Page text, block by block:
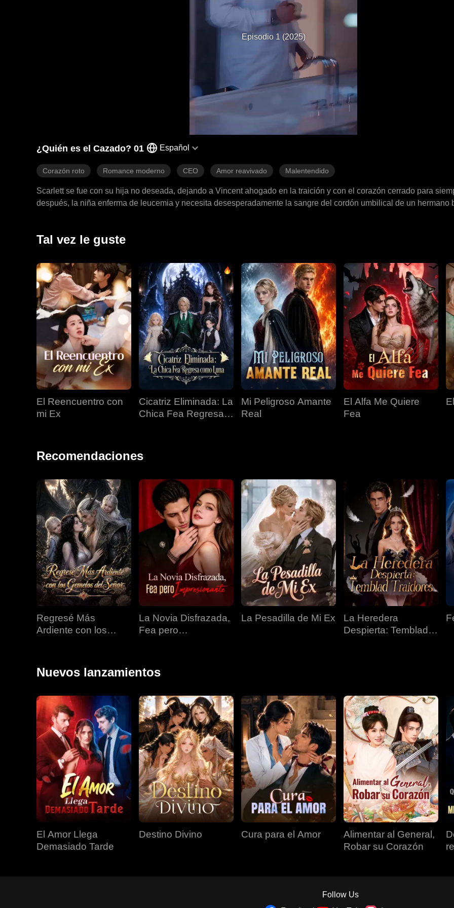
Episodio 1 (2025)
¿Quién es el Cazado? 01 Español
Corazón roto Romance moderno CEO Amor reavivado Malentendido
Scarlett se fue con su hija no deseada, dejando a Vincent ahogado en la traición y con el corazón cerrado para
después, la niña enferma de leucemia y necesita desesperadamente la sangre del cordón umbilical de un hermano
Tal vez le guste
El Reencuentro con
mi Ex
Cicatriz Eliminada: La
Chica Fea Regresa
Mi Peligroso Amante
Real
El Alfa Me Quiere
Fea
Recomendaciones
Regresé Más
Ardiente con los
La Novia Disfrazada,
Fea pero
La Pesadilla de Mi Ex
La Heredera
Despierta: Temblad
Nuevos lanzamientos
El Amor Llega
Demasiado Tarde
Destino Divino Cura para el Amor
Alimentar al General,
Robar su Corazón
Follow Us